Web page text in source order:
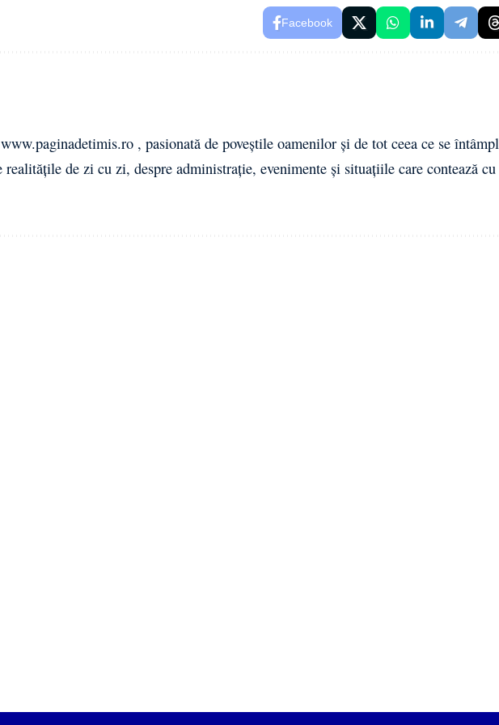
Facebook
, pasionată de poveștile oamenilor și de tot ceea ce se
de zi cu zi, despre administrație, evenimente și situațiile care contează cu